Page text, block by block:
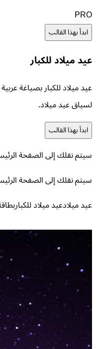
PRO
ابدأ بهذا القالب
عيد ميلاد للكبار
عيد ميلاد للكبار بصياغة
لسياق عيد ميلاد.
ابدأ بهذا القالب
سيتم نقلك إلى الصفحة
سيتم نقلك إلى الصفحة
عيد ميلادعيد ميلاد للكبار